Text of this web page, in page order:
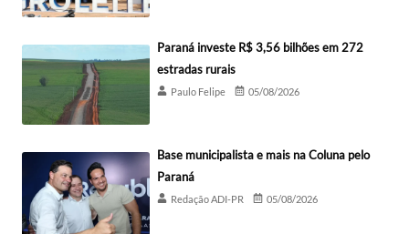
Paraná investe R$ 3,56 bilhões em 272
estradas rurais
Paulo Felipe 05/08/2026
Base municipalista e mais na Coluna pelo
Paraná
Redação ADI-PR 05/08/2026